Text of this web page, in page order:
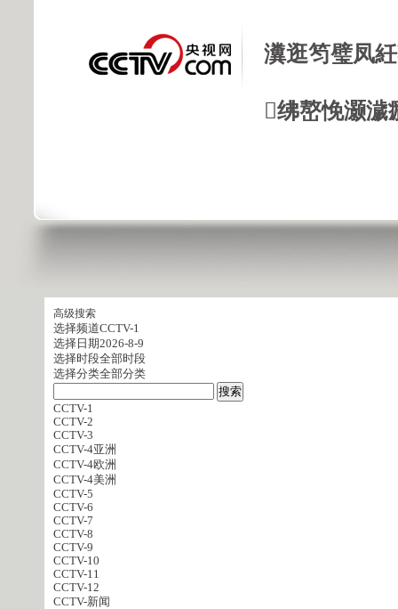
瀵逛笉璧凤
绋嶅悗灏
高级搜索
选择频道CCTV-1
选择日期2026-8-9
选择时段全部时段
选择分类全部分类
CCTV-1
CCTV-2
CCTV-3
CCTV-4亚洲
CCTV-4欧洲
CCTV-4美洲
CCTV-5
CCTV-6
CCTV-7
CCTV-8
CCTV-9
CCTV-10
CCTV-11
CCTV-12
CCTV-新闻